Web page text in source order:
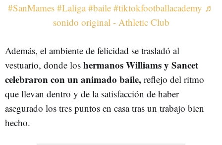
#SanMames #Laliga #baile #tiktokfootballacademy ♬
sonido original - Athletic Club
Además, el ambiente de felicidad se trasladó al
vestuario, donde los hermanos Williams y Sancet
celebraron con un animado baile, reflejo del ritmo
que llevan dentro y de la satisfacción de haber
asegurado los tres puntos en casa tras un trabajo bien
hecho.